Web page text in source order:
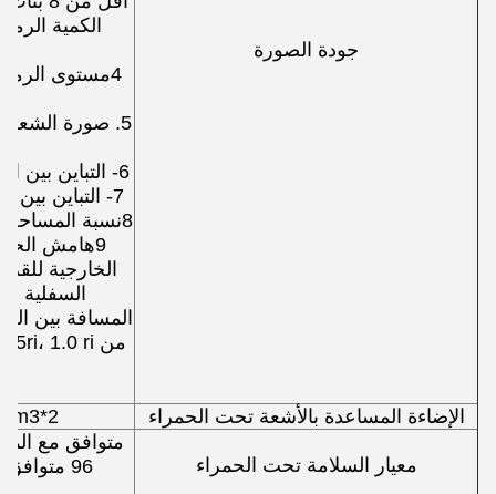
جودة الصورة
4مستوى
5. صورة
6- التباين بين القزحية والقشرة: لا يقل عن 10
7- التباين بين القزحية والمرأة: لا يقل عن 30
8نسبة المساحة الفعالة للقزحية: أكثر من 60%
9هامش
الخارجية
السفلية
المسافة بين
الإضاءة المساعدة بالأشعة تحت الحمراء 2*850nmLED،<100W/m3
معيار السلامة تحت الحمراء
96